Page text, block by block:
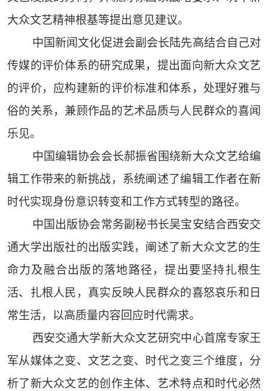
大众文艺精神根基等提出意见建议。
中国新闻文化促进会副会长陆先高结合自己对
传媒的评价体系的研究成果，提出面向新大众文艺
的评价，应构建新的评价标准和体系，处理好雅与
俗的关系，兼顾作品的艺术品质与人民群众的喜闻
乐见。
中国编辑协会会长郝振省围绕新大众文艺给编
辑工作带来的新挑战，系统阐述了编辑工作者在新
时代实现身份意识转变和工作方式转型的路径。
中国出版协会常务副秘书长吴宝安结合西安交
通大学出版社的出版实践，阐述了新大众文艺的生
命力及融合出版的落地路径，提出要坚持扎根生
活、扎根人民，真实反映人民群众的喜怒哀乐和日
常生活，以高质量内容回应时代需求。
西安交通大学新大众文艺研究中心首席专家王
军从媒体之变、文艺之变、时代之变三个维度，分
析了新大众文艺的创作主体、艺术特点和时代必然